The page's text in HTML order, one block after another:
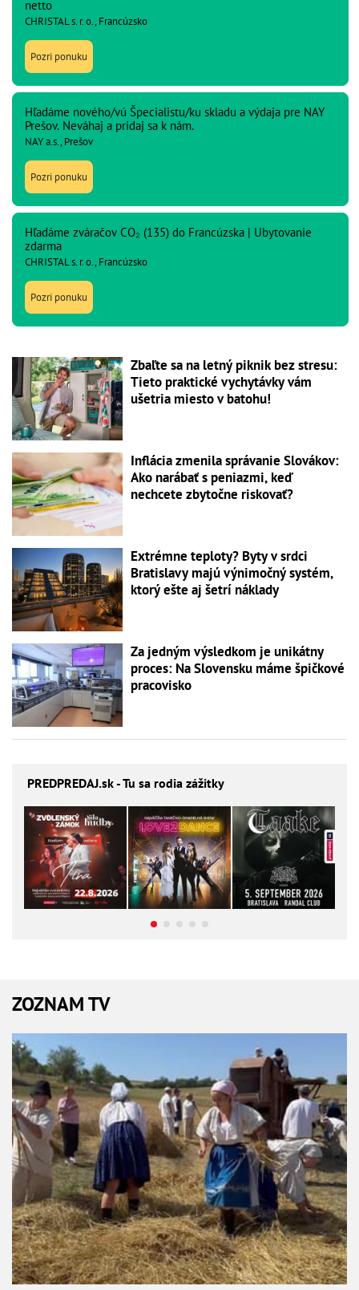
netto
CHRISTAL s. r. o., Francúzsko
Pozri ponuku
Hľadáme nového/vú Špecialistu/ku skladu a výdaja pre NAY
Prešov. Neváhaj a pridaj sa k nám.
NAY a.s., Prešov
Pozri ponuku
Hľadáme zváračov CO₂ (135) do Francúzska | Ubytovanie
zdarma
CHRISTAL s. r. o., Francúzsko
Pozri ponuku
Zbaľte sa na letný piknik bez stresu:
Tieto praktické vychytávky vám
ušetria miesto v batohu!
Inflácia zmenila správanie Slovákov:
Ako narábať s peniazmi, keď
nechcete zbytočne riskovať?
Extrémne teploty? Byty v srdci
Bratislavy majú výnimočný systém,
ktorý ešte aj šetrí náklady
Za jedným výsledkom je unikátny
proces: Na Slovensku máme špičkové
pracovisko
PREDPREDAJ.sk - Tu sa rodia zážitky
ZOZNAM TV